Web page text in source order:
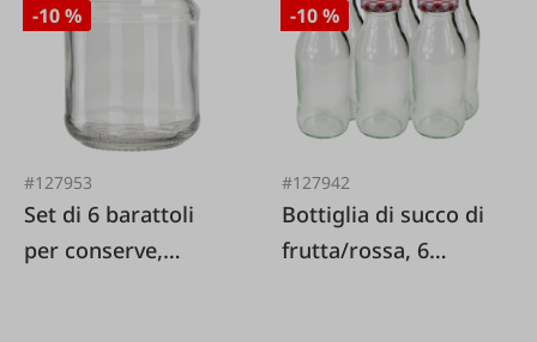
-10 %
#127953
Set di 6 barattoli
per conserve,
-10 %
#127942
Bottiglia di succo di
frutta/rossa, 6